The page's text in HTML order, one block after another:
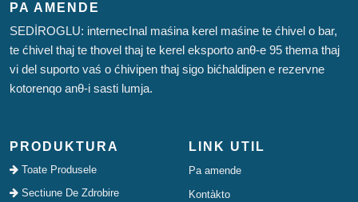
PA AMENDE
SEDİROGLU: internecInal maśina kerel maśine te ćhivel o bar,
te ćhivel thaj te thovel thaj te kerel eksporto anθ-e 95 thema thaj
vi del suporto vaś o ćhivipen thaj sigo bićhaldipen e rezervne
kotorenqo anθ-i sasti lumja.
PRODUKTURA
Toate Produsele
Sectiune De Zdrobire
LINK UTIL
Pa amende
Kontàkto